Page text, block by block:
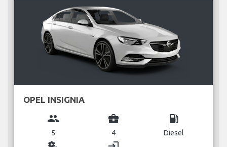
OPEL INSIGNIA
group
5
business_center
4
local_gas_station
Diesel